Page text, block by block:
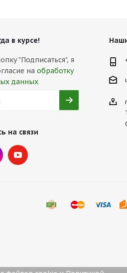
в курсе!
"Подписаться", я
на обработку
данных
на связи